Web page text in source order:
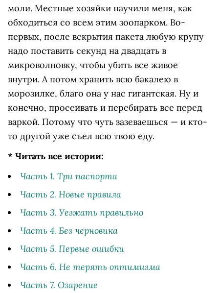
моли. Местные хозяйки научили меня, как
обходиться со всем этим зоопарком. Во-
первых, после вскрытия пакета любую крупу
надо поставить секунд на двадцать в
микроволновку, чтобы убить все живое
внутри. А потом хранить всю бакалею в
морозилке, благо она у нас гигантская. Ну и
конечно, просеивать и перебирать все перед
варкой. Потому что чуть зазеваешься — и кто-
то другой уже съел всю твою еду.
* Читать все истории:
Часть 1. Три паспорта
Часть 2. Новые правила
Часть 3. Уезжать правильно
Часть 4. Без черновика
Часть 5. Первые ошибки
Часть 6. Не терять оптимизма
Часть 7. Озарение